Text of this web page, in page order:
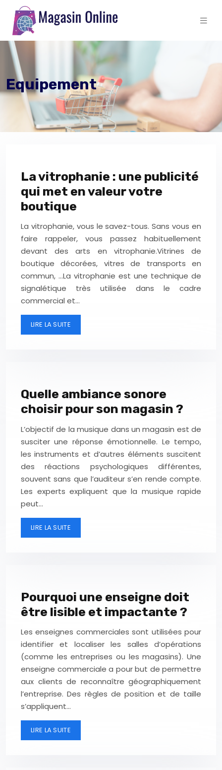
Equipement
La vitrophanie : une publicité
qui met en valeur votre
boutique
La vitrophanie, vous le savez-tous. Sans vous en
faire rappeler, vous passez habituellement
devant des arts en vitrophanie.Vitrines de
boutique décorées, vitres de transports en
commun, …La vitrophanie est une technique de
signalétique très utilisée dans le cadre
commercial et…
LIRE LA SUITE
Quelle ambiance sonore
choisir pour son magasin ?
L’objectif de la musique dans un magasin est de
susciter une réponse émotionnelle. Le tempo,
les instruments et d’autres éléments suscitent
des réactions psychologiques différentes,
souvent sans que l’auditeur s’en rende compte.
Les experts expliquent que la musique rapide
peut…
LIRE LA SUITE
Pourquoi une enseigne doit
être lisible et impactante ?
Les enseignes commerciales sont utilisées pour
identifier et localiser les salles d’opérations
(comme les entreprises ou les magasins). Une
enseigne commerciale a pour but de permettre
aux clients de reconnaître géographiquement
l’entreprise. Des règles de position et de taille
s’appliquent…
LIRE LA SUITE